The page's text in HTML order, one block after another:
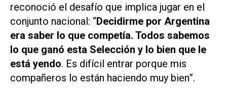
reconoció el desafío que implica jugar en el
conjunto nacional: “Decidirme por Argentina
era saber lo que competía. Todos sabemos
lo que ganó esta Selección y lo bien que le
está yendo. Es difícil entrar porque mis
compañeros lo están haciendo muy bien”.